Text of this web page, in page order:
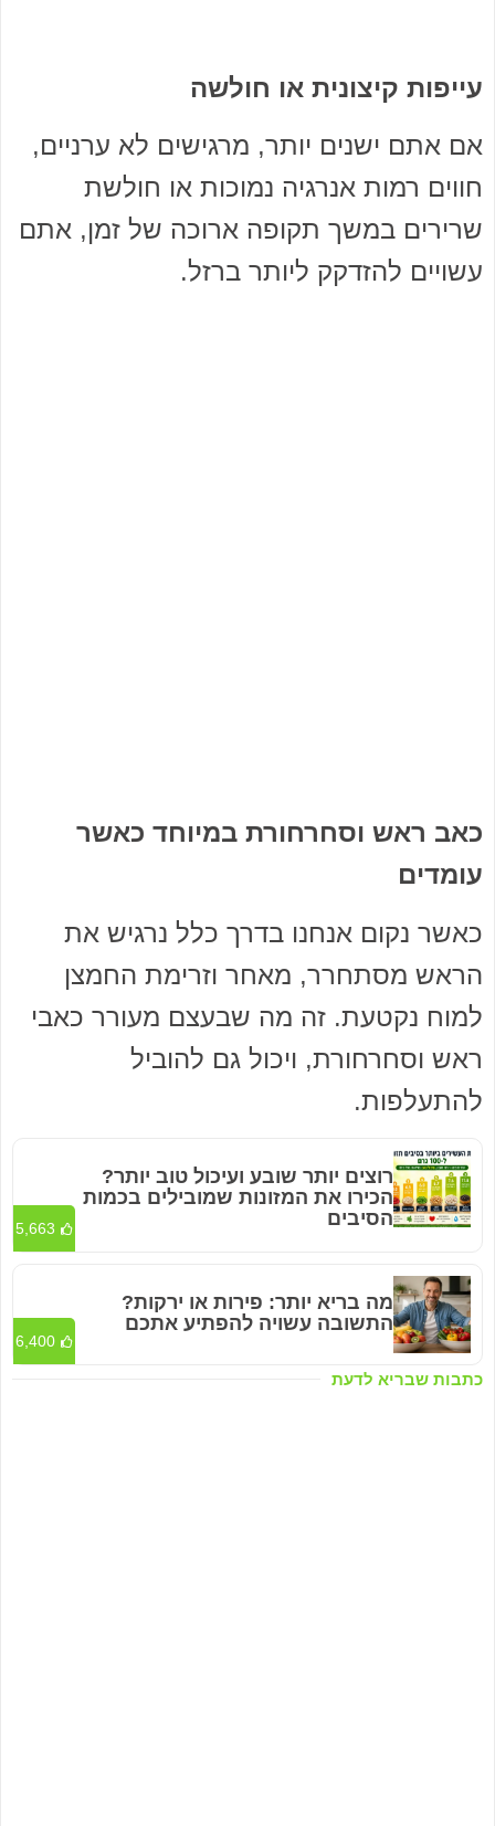
עייפות קיצונית או חולשה
אם אתם ישנים יותר, מרגישים לא ערניים,
חווים רמות אנרגיה נמוכות או חולשת
שרירים במשך תקופה ארוכה של זמן, אתם
עשויים להזדקק ליותר ברזל.
כאב ראש וסחרחורת במיוחד כאשר
עומדים
כאשר נקום אנחנו בדרך כלל נרגיש את
הראש מסתחרר, מאחר וזרימת החמצן
למוח נקטעת. זה מה שבעצם מעורר כאבי
ראש וסחרחורת, ויכול גם להוביל
להתעלפות.
כתבות שבריא לדעת
רוצים יותר שובע ועיכול טוב יותר?
הכירו את המזונות שמובילים בכמות
הסיבים
5,663
מה בריא יותר: פירות או ירקות?
התשובה עשויה להפתיע אתכם
6,400